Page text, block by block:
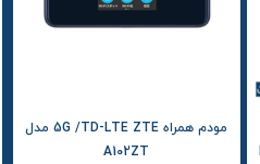
مودم همراه 5G /TD-LTE ZTE مدل
A102ZT